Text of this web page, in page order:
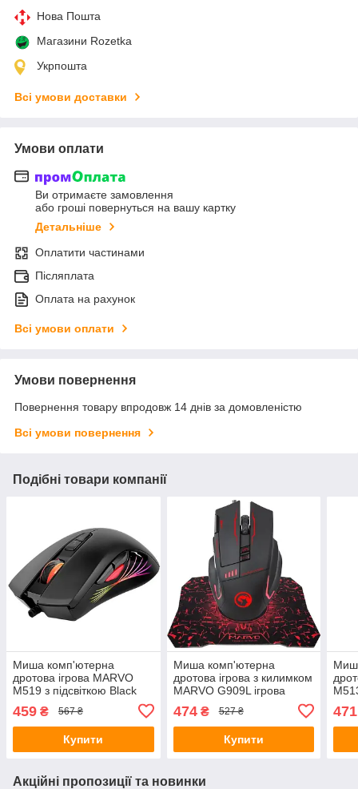
Нова Пошта
Магазини Rozetka
Укрпошта
Всі умови доставки
Умови оплати
Ви отримаєте замовлення
або гроші повернуться на вашу картку
Детальніше
Оплатити частинами
Післяплата
Оплата на рахунок
Всі умови оплати
Умови повернення
Повернення товару впродовж 14 днів за домовленістю
Всі умови повернення
Подібні товари компанії
Миша комп'ютерна
дротова ігрова MARVO
M519 з підсвіткою Black
459 ₴ 567 ₴
Купити
Миша комп'ютерна
дротова ігрова з килимком
MARVO G909L ігрова
поверхня G1 з підсвіткою
Black
474₴ 527 ₴
Купити
471
Акційні пропозиції та новинки